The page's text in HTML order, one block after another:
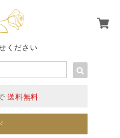
ください
送料無料